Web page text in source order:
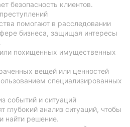
безопасность клиентов.
помогают в расследовании
бизнеса, защищая интересы
похищенных имущественных
вещей или ценностей
специализированных
событий и ситуаций
глубокий анализ ситуаций, чтобы
найти решение.